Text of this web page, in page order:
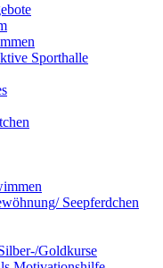
Sporthalle
Seepferdchen
Goldkurse